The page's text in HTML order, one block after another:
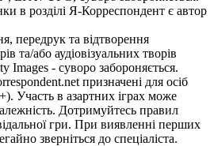
в розділі Я-Корреспондент є автор
передрук та відтворення
та/або аудіовізуальних творів
Images - суворо забороняється.
призначені для осіб
Участь в азартних іграх може
Дотримуйтесь правил
гри. При виявленні перших
зверніться до спеціаліста.